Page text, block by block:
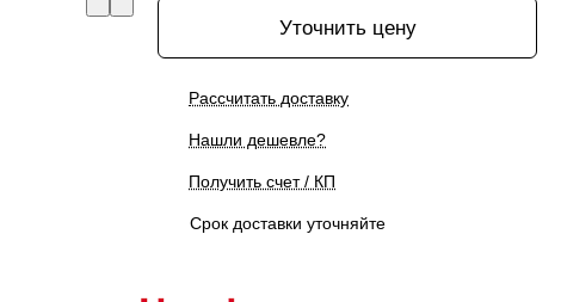
Уточнить цену
Рассчитать доставку
Нашли дешевле?
Получить счет / КП
Срок доставки уточняйте